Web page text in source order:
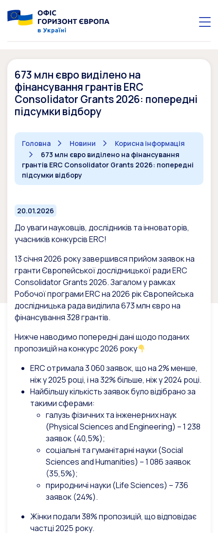
673 млн євро виділено на
фінансування грантів ERC
Consolidator Grants 2026: попередні
підсумки відбору
Головна Новини
Корисна інформація
673 млн євро виділено на фінансування
грантів ERC Consolidator Grants 2026: попередні
підсумки відбору
20.01.2026
До уваги науковців, дослідників та інноваторів,
учасників конкурсів ERC!
13 січня 2026 року завершився прийом заявок на
гранти Європейської дослідницької ради ERC
Consolidator Grants 2026. Загалом у рамках
Робочої програми ERC на 2026 рік Європейська
дослідницька рада виділила 673 млн євро на
фінансування 328 грантів.
Нижче наводимо попередні дані щодо поданих
пропозицій на конкурс 2026 року
ERC отримала 3 060 заявок, що на 2% менше,
ніж у 2025 році, і на 32% більше, ніж у 2024 році.
Найбільшу кількість заявок було відібрано за
такими сферами:
галузь фізичних та інженерних наук
(Physical Sciences and Engineering) – 1 238
заявок (40,5%);
соціальні та гуманітарні науки (Social
Sciences and Humanities) – 1 086 заявок
(35,5%);
природничі науки (Life Sciences) – 736
заявок (24%).
Жінки подали 38% пропозицій, що відповідає
частці 2025 року.